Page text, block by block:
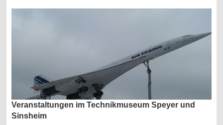
Veranstaltungen im Technikmuseum Speyer und
Sinsheim